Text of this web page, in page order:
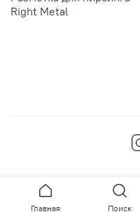
Right Metal
Главная Поиск